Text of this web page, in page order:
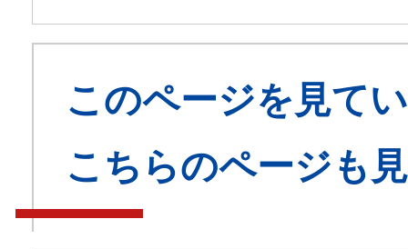
このページを見て
こちらのページも